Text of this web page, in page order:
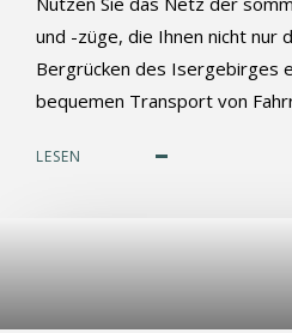
und -züge, die Ihnen nicht nur
Bergrücken des Isergebirges
bequemen Transport von
LESEN